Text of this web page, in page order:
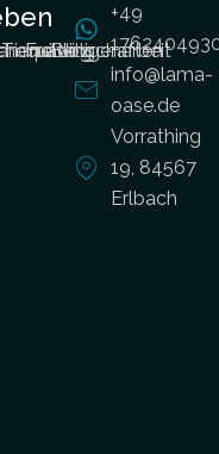
Tierpatenschaften
Freiwilligenarbeit
Blog
+49
info@lama-
oase.de
Vorrathing
19, 84567
Erlbach